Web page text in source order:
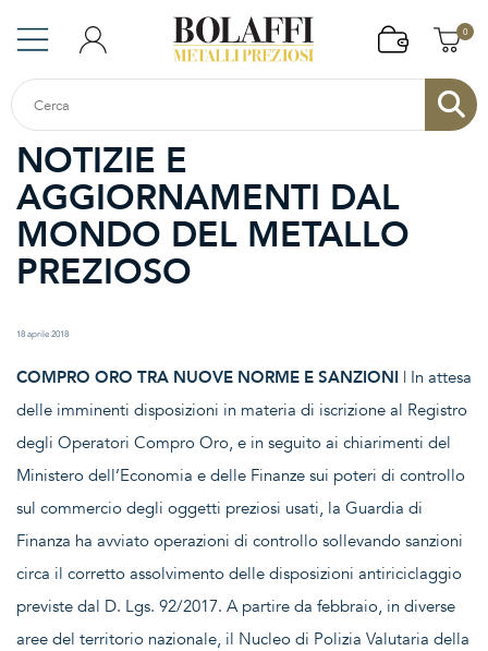
0
NOTIZIE E
AGGIORNAMENTI DAL
MONDO DEL METALLO
PREZIOSO
18 aprile 2018
COMPRO ORO TRA NUOVE NORME E SANZIONI | In attesa
delle imminenti disposizioni in materia di iscrizione al Registro
degli Operatori Compro Oro, e in seguito ai chiarimenti del
Ministero dell’Economia e delle Finanze sui poteri di controllo
sul commercio degli oggetti preziosi usati, la Guardia di
Finanza ha avviato operazioni di controllo sollevando sanzioni
circa il corretto assolvimento delle disposizioni antiriciclaggio
previste dal D. Lgs. 92/2017. A partire da febbraio, in diverse
aree del territorio nazionale, il Nucleo di Polizia Valutaria della